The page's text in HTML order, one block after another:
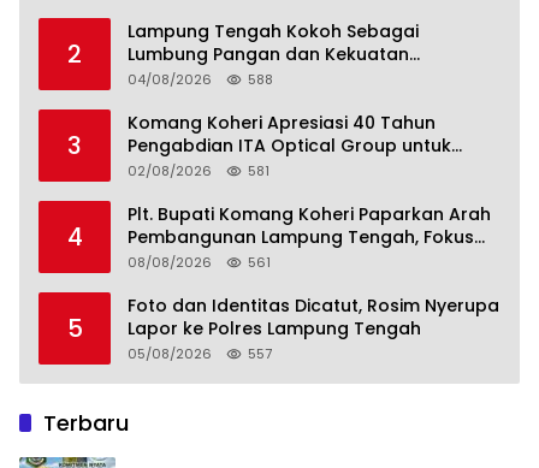
2
Lampung Tengah Kokoh Sebagai
Lumbung Pangan dan Kekuatan
Perkebunan Lampung, Komang Koheri:
Menuju Indonesia Emas 2045
04/08/2026 588
3
Komang Koheri Apresiasi 40 Tahun
Pengabdian ITA Optical Group untuk
Kesehatan Mata Masyarakat Lamteng
02/08/2026 581
4
Plt. Bupati Komang Koheri Paparkan Arah
Pembangunan Lampung Tengah, Fokus
pada SDM, Ekonomi, Infrastruktur dan
08/08/2026 561
5
Foto dan Identitas Dicatut, Rosim Nyerupa
Lapor ke Polres Lampung Tengah
05/08/2026 557
Terbaru